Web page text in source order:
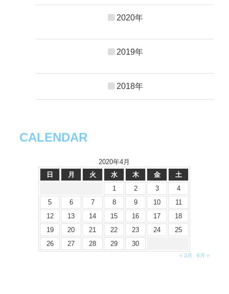
2020年
2019年
2018年
CALENDAR
2020年4月
日
月 火 水 木 金
土
1
2 3
4
5
6 7 8 9 10
11
12
13 14 15 16 17
18
19
20 21 22 23 24
25
26
27 28 29 30
« 3月 6月 »